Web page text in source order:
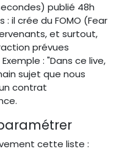
publié 48h
il crée du FOMO (Fear
et surtout,
prévues
: "Dans ce live,
sujet que nous
contrat
cette liste :